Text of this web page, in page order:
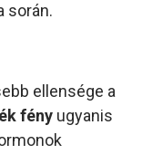
során.
ellensége a
fény ugyanis